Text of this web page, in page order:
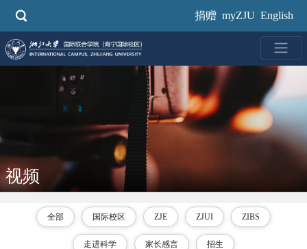
要
内
容
捐赠 myZJU English
视频
全部 国际校区 ZJE ZJUI ZIBS
走进科学 家长感言 招生